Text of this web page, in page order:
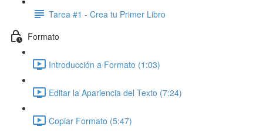
Tarea #1 - Crea tu Primer Libro
Formato
Introducción a Formato (1:03)
Editar la Apariencia del Texto (7:24)
Copiar Formato (5:47)